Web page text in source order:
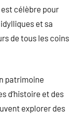
est célèbre pour
et sa
de tous les coins
patrimoine
d’histoire et des
explorer des